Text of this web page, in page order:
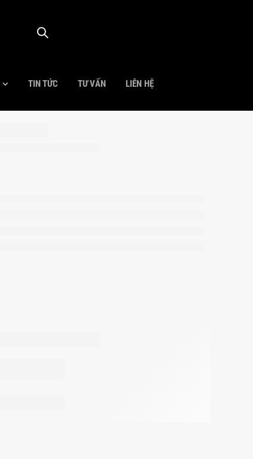
TIN TỨC TƯ VẤN LIÊN HỆ